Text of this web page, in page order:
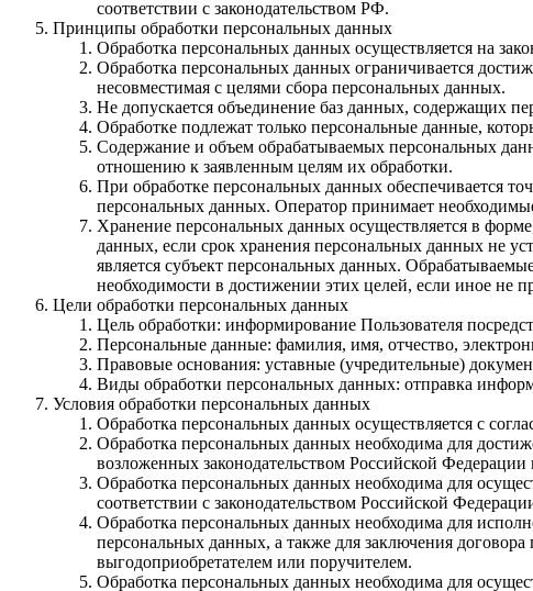
соответствии с законодательством РФ.
Принципы обработки персональных данных
Обработка персональных данных осуществляется на
Обработка персональных данных ограничивается
несовместимая с целями сбора персональных данных.
Не допускается объединение баз данных, содержащих
Обработке подлежат только персональные данные,
Содержание и объем обрабатываемых персональных
отношению к заявленным целям их обработки.
При обработке персональных данных обеспечивается
персональных данных. Оператор принимает
Хранение персональных данных осуществляется в
данных, если срок хранения персональных данных не
является субъект персональных данных.
необходимости в достижении этих целей, если иное не
Цели обработки персональных данных
Цель обработки: информирование Пользователя
Персональные данные: фамилия, имя, отчество,
Правовые основания: уставные (учредительные)
Виды обработки персональных данных: отправка
Условия обработки персональных данных
Обработка персональных данных осуществляется с
Обработка персональных данных необходима для
возложенных законодательством Российской
Обработка персональных данных необходима для
соответствии с законодательством Российской
Обработка персональных данных необходима для
персональных данных, а также для заключения
выгодоприобретателем или поручителем.
Обработка персональных данных необходима для